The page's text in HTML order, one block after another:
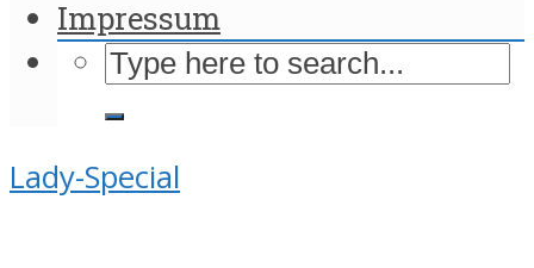
Impressum
Lady-Special